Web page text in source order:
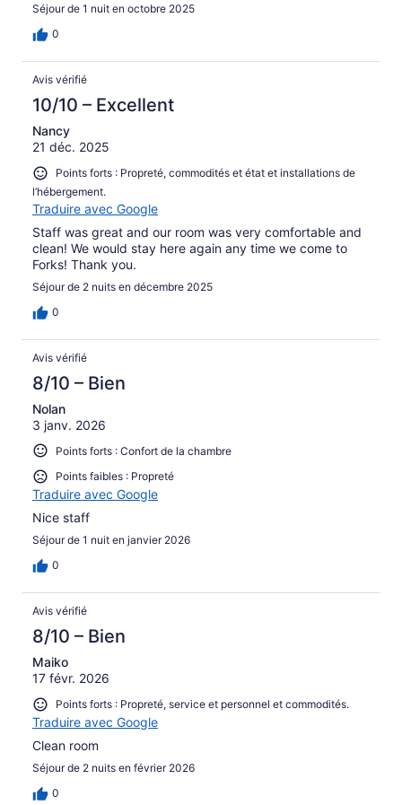
Séjour de 1 nuit en octobre 2025
0
Avis vérifié
10/10 – Excellent
Nancy
21 déc. 2025
Points forts : Propreté, commodités et état et installations de
l’hébergement.
Traduire avec Google
Staff was great and our room was very comfortable and
clean! We would stay here again any time we come to
Forks! Thank you.
Séjour de 2 nuits en décembre 2025
0
Avis vérifié
8/10 – Bien
Nolan
3 janv. 2026
Points forts : Confort de la chambre
Points faibles : Propreté
Traduire avec Google
Nice staff
Séjour de 1 nuit en janvier 2026
0
Avis vérifié
8/10 – Bien
Maiko
17 févr. 2026
Points forts : Propreté, service et personnel et commodités.
Traduire avec Google
Clean room
Séjour de 2 nuits en février 2026
0